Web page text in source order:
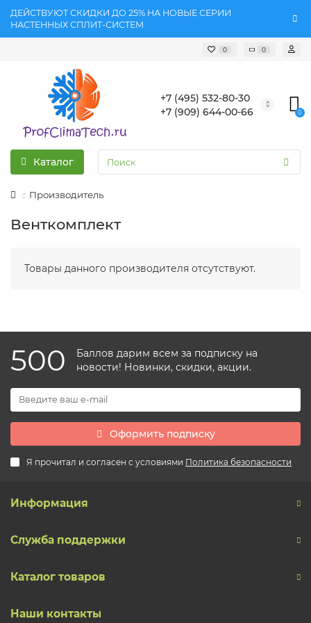
ДЕЙСТВУЮТ СКИДКИ ДО 25% НА НОВЫЕ СЕРИИ
НАСТЕННЫХ СПЛИТ-СИСТЕМ
0 0
+7 (495) 532-80-30
+7 (909) 644-00-66
0
Каталог
Производитель
Венткомплект
Товары данного производителя отсутствуют.
500
Баллов дарим всем за подписку на
новости! Новинки, скидки, акции.
Оформить подписку
Я прочитал и согласен с условиями Политика безопасности
Информация
Служба поддержки
Каталог товаров
Наши контакты